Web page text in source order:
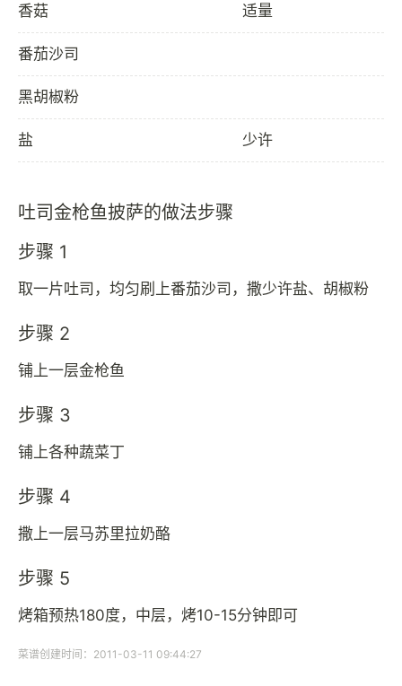
香菇 适量
番茄沙司
黑胡椒粉
盐 少许
吐司金枪鱼披萨的做法步骤
步骤 1
取一片吐司，均匀刷上番茄沙司，撒少许盐、胡椒粉
步骤 2
铺上一层金枪鱼
步骤 3
铺上各种蔬菜丁
步骤 4
撒上一层马苏里拉奶酪
步骤 5
烤箱预热180度，中层，烤10-15分钟即可
菜谱创建时间：2011-03-11 09:44:27